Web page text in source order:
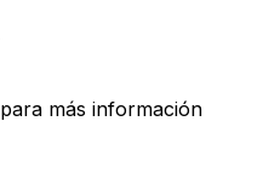
para más información